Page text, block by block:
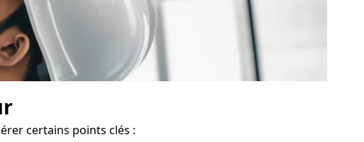
certains points clés :